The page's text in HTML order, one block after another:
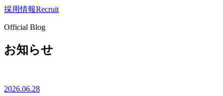
採用情報Recruit
Official Blog
お知らせ
2026.06.28